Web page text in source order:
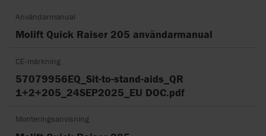
Användarmanual
Molift Quick Raiser 205 användarmanual
CE-märkning
57079956EQ_Sit-to-stand-aids_QR
1+2+205_24SEP2025_EU DOC.pdf
Monteringsanvisning